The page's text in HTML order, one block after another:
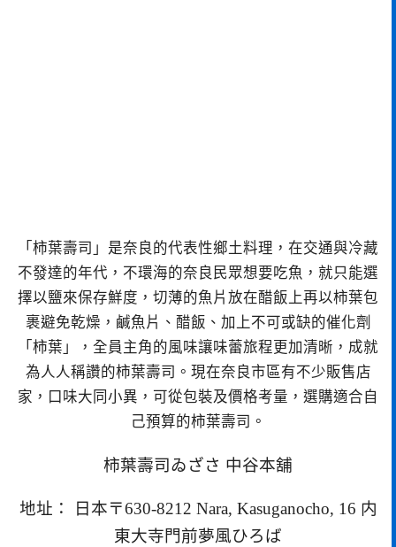
「柿葉壽司」是奈良的代表性鄉土料理，在交通與冷藏
不發達的年代，不環海的奈良民眾想要吃魚，就只能選
擇以鹽來保存鮮度，切薄的魚片放在醋飯上再以柿葉包
裹避免乾燥，鹹魚片、醋飯、加上不可或缺的催化劑
「柿葉」，全員主角的風味讓味蕾旅程更加清晰，成就
為人人稱讚的柿葉壽司。現在奈良市區有不少販售店
家，口味大同小異，可從包裝及價格考量，選購適合自
己預算的柿葉壽司。
柿葉壽司ゐざさ 中谷本舖
地址： 日本〒630-8212 Nara, Kasuganocho, 16 内
東大寺門前夢風ひろば